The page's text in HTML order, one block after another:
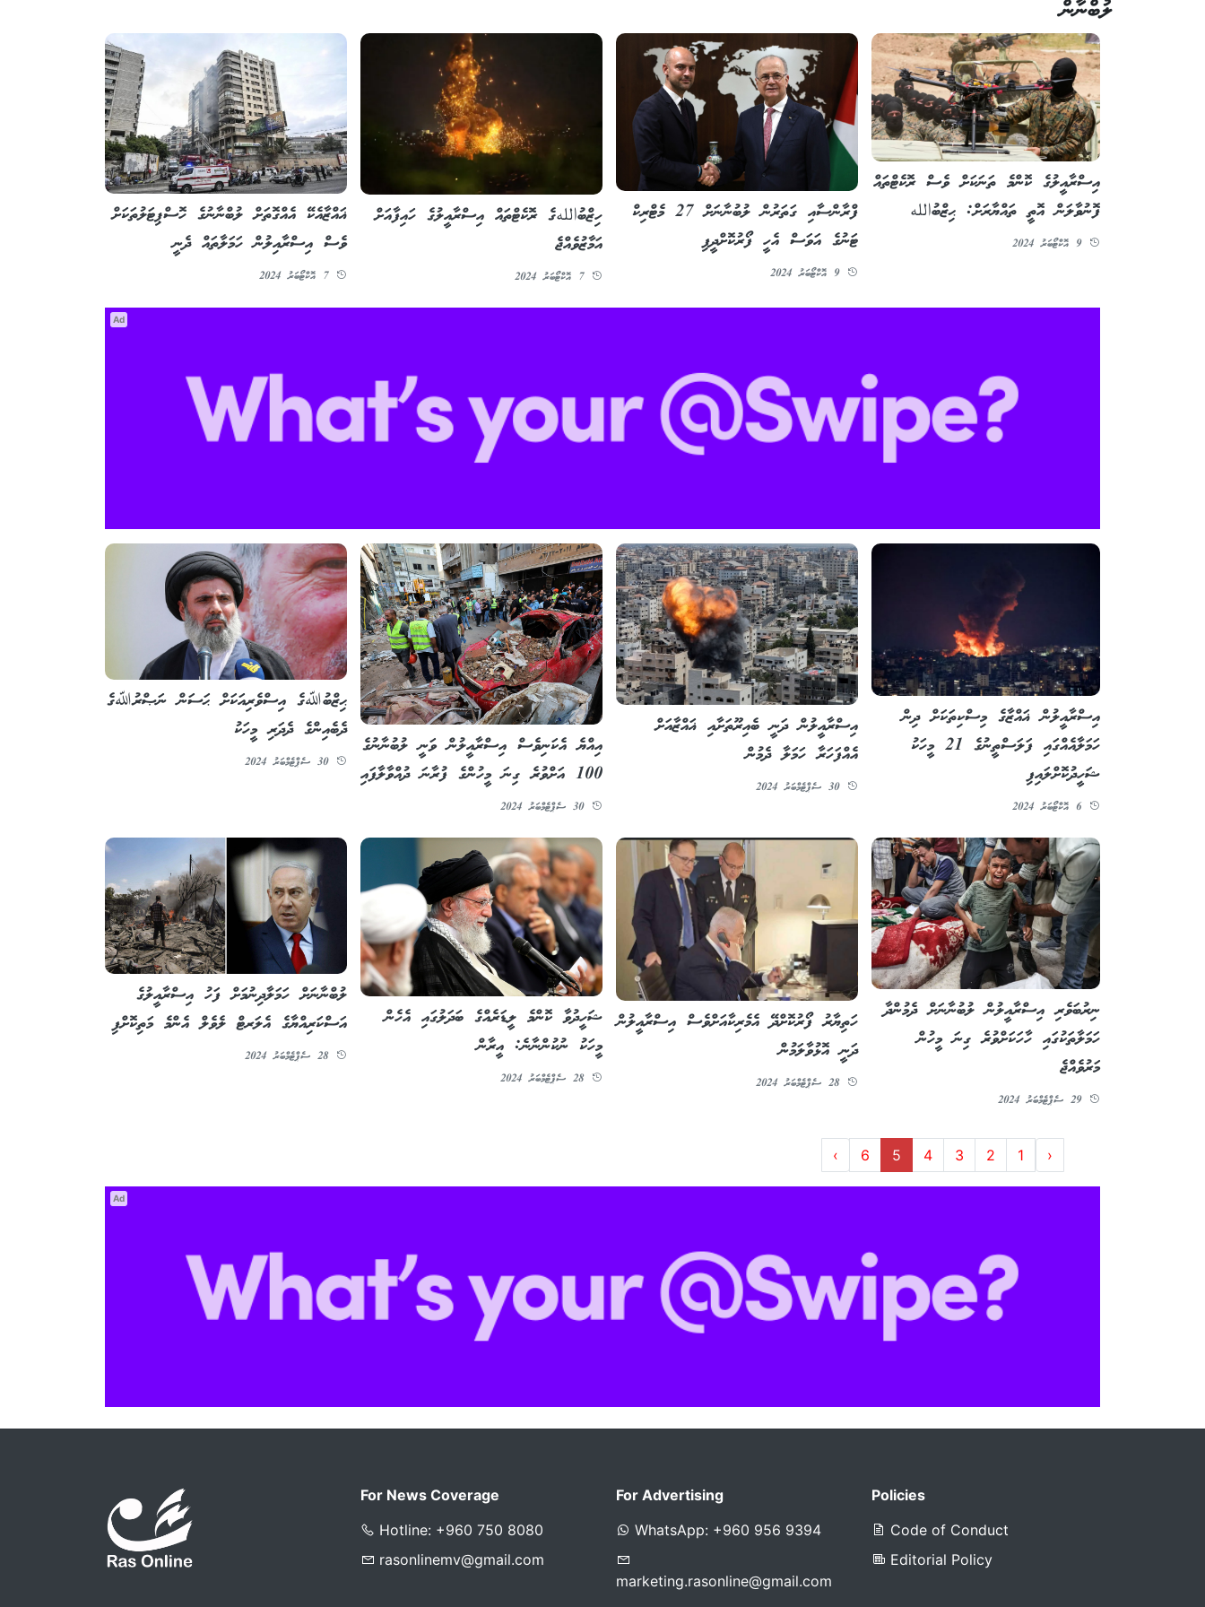
ލުބްނާން
އިސްރާއީލުގެ ކޮންމެ ތަނަކަށް ވެސް ރޮކެޓްތައް
ފޮނުވާލަން އޮތީ ތައްޔާރަށް: ޙިޒްބުالله
9 އޮކްޓޯބަރު 2024
ފްރާންސާއި ގަތަރުން ލުބުނާނަށް 27 މެޓްރިކް
ޓަނުގެ އަވަސް އެހީ ފޯރުކޮށްދީފި
9 އޮކްޓޯބަރު 2024
ހިޒްބުاللهގެ ރޮކެޓްތައް އިސްރާއީލުގެ ހައިފާއަށް
އަމާޒުވެއްޖެ
7 އޮކްޓޯބަރު 2024
ޣައްޒާއެކޭ އެއްގޮތަށް ލުބްނާނުގެ ހޮސްޕިޓަލުތަކަށް
ވެސް އިސްރާއިލުން ހަމަލާތައް ދެނީ
7 އޮކްޓޯބަރު 2024
Ad
އިސްރާއީލުން ޣައްޒާގެ މިސްކިތަކަށް ދިން
ހަމަލާއެއްގައި ފަލަސްތީނުގެ 21 މީހަކު
ޝަހީދުކޮށްލައިފި
6 އޮކްޓޯބަރު 2024
އިސްރާއީލުން ދަނީ ބެއިރޫތަށާއި ޣައްޒާއަށް
އެއްފަހަރާ ހަމަލާ ދެމުން
30 ސެޕްޓެމްބަރު 2024
އިއްޔެ އެކަނިވެސް އިސްރާއީލުން ވަނީ ލުބުނާނުގެ
100 އަށްވުރެ ގިނަ މީހުންގެ ފުރާނަ ދުއްވާލާފައި
30 ސެޕްޓެމްބަރު 2024
ޙިޒްބުﷲގެ އިސްވެރިއަކަށް ޙަސަން ނަޞްރުﷲގެ
ދެބެއިންގެ ދެދަރި މީހަކު
30 ސެޕްޓެމްބަރު 2024
ނިރުބަވެރި އިސްރާއީލުން ލުބުނާނަށް ދެމުންދާ
ހަމަލާތަކުގައި ހާހަކަށްވުރެ ގިނަ މީހުން
މަރުވެއްޖެ
29 ސެޕްޓެމްބަރު 2024
ހަތިޔާރު ފޯރުކޮށްދޭ އެމެރިކާއަށްވެސް އިސްރާއީލުން
ދަނީ އޮޅުވާލަމުން
28 ސެޕްޓެމްބަރު 2024
ޝަހީދުވާ ކޮންމެ ލީޑަރެއްގެ ބަދަލުގައި އެހެން
މީހަކު ނުކުންނާނެ: އީރާން
28 ސެޕްޓެމްބަރު 2024
ލުބްނާނަށް ހަމަލާދިނުމަށް ފަހު އިސްރާއީލުގެ
އަސްކަރިއްޔާގެ އެލަރޓް ލެވެލް އެންމެ މަތިކޮށްފި
28 ސެޕްޓެމްބަރު 2024
‹
1
2
3
4
5
6
›
Ad
For News Coverage
Hotline: +960 750 8080
rasonlinemv@gmail.com
For Advertising
WhatsApp: +960 956 9394
marketing.rasonline@gmail.com
Policies
Code of Conduct
Editorial Policy